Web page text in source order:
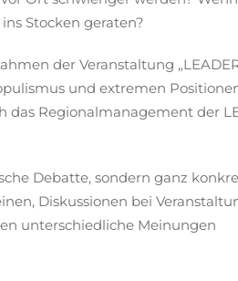
Stocken geraten?
der Veranstaltung
und extremen
das Regionalmanagement der
Debatte, sondern ganz
Diskussionen bei
unterschiedliche Meinungen